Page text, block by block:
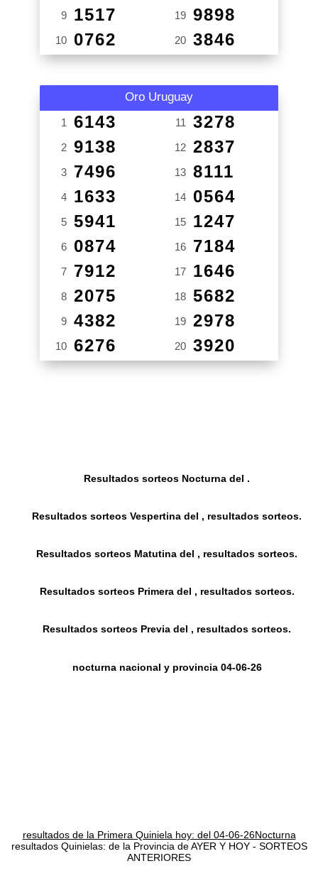
9 1517
10 0762
19 9898
20 3846
Oro Uruguay
1 6143
2 9138
3 7496
4 1633
5 5941
6 0874
7 7912
8 2075
9 4382
10 6276
11 3278
12 2837
13 8111
14 0564
15 1247
16 7184
17 1646
18 5682
19 2978
20 3920
Resultados sorteos Nocturna del .
Resultados sorteos Vespertina del , resultados sorteos.
Resultados sorteos Matutina del , resultados sorteos.
Resultados sorteos Primera del , resultados sorteos.
Resultados sorteos Previa del , resultados sorteos.
nocturna nacional y provincia 04-06-26
resultados de la Primera Quiniela hoy: del 04-06-26Nocturna
resultados Quinielas: de la Provincia de AYER Y HOY - SORTEOS
ANTERIORES